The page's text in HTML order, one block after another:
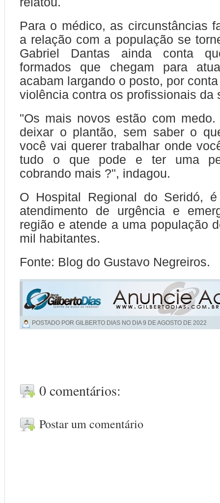
Para o médico, as circunstâncias
a relação com a população se
Gabriel Dantas ainda conta
formados que chegam para
acabam largando o posto, por
violência contra os profissionais da
"Os mais novos estão com medo.
deixar o plantão, sem saber o
você vai querer trabalhar onde
tudo o que pode e ter uma
cobrando mais ?", indagou.
O Hospital Regional do Seridó,
atendimento de urgência e
região e atende a uma população
mil habitantes.
Fonte: Blog do Gustavo Negreiros.
POSTADO POR GILBERTO DIAS NO DIA9 DE AGOSTO DE 2022
0 comentários:
Postar um comentário